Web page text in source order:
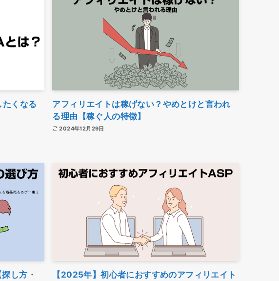
くなる
アフィリエイトは稼げない？やめとけと言われ
る理由【稼ぐ人の特徴】
2024年12月29日
し方・
【2025年】初心者におすすめのアフィリエイト